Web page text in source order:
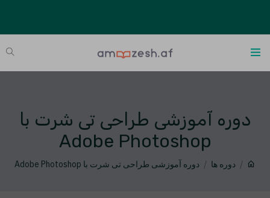
دوره آموزشی طراحی تی شرت با
Adobe Photoshop
دوره ها دوره آموزشی طراحی تی شرت با Adobe Photoshop